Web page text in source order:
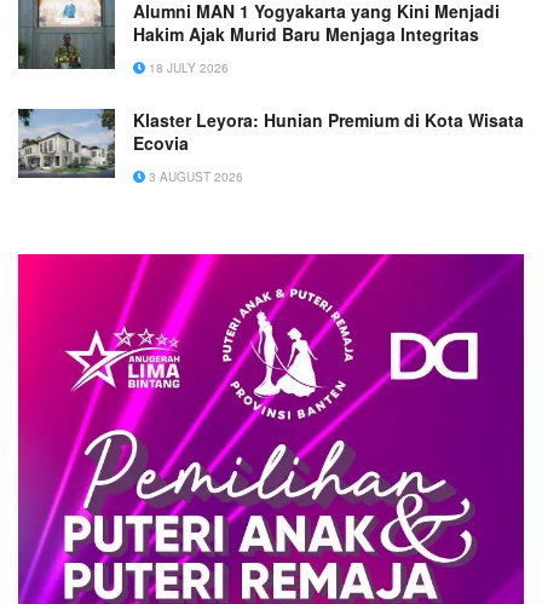
Alumni MAN 1 Yogyakarta yang Kini Menjadi
Hakim Ajak Murid Baru Menjaga Integritas
18 JULY 2026
Klaster Leyora: Hunian Premium di Kota Wisata
Ecovia
3 AUGUST 2026